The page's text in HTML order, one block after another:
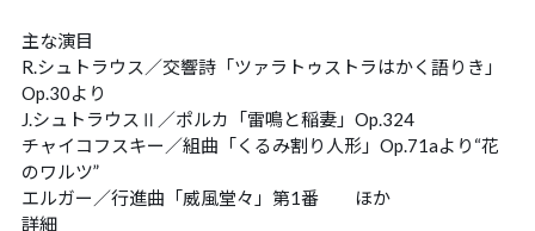
チケットの購入方法
演奏会アーカイブ CD・グッズのご紹介
サイトポリシー 応援マスコット「ブルーダル」
主な演目
R.シュトラウス／交響詩「ツァラトゥストラはかく語りき」
Op.30より
J.シュトラウスⅡ／ポルカ「雷鳴と稲妻」Op.324
チャイコフスキー／組曲「くるみ割り人形」Op.71aより“花
のワルツ”
エルガー／行進曲「威風堂々」第1番 ほか
詳細